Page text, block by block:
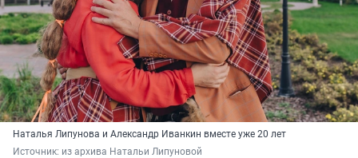
Наталья Липунова и Александр Иванкин вместе уже 20 лет
Источник: из архива Натальи Липуновой